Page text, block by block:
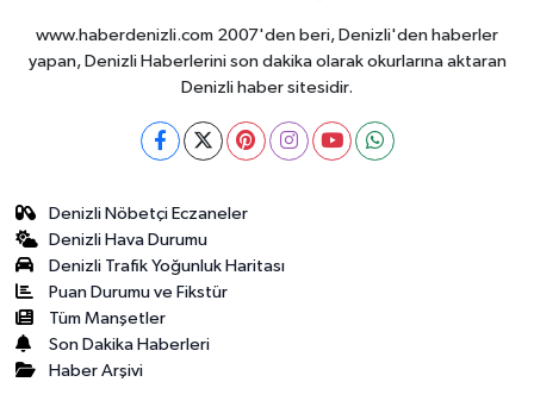
www.haberdenizli.com 2007'den beri, Denizli'den haberler
yapan, Denizli Haberlerini son dakika olarak okurlarına aktaran
Denizli haber sitesidir.
Denizli Nöbetçi Eczaneler
Denizli Hava Durumu
Denizli Trafik Yoğunluk Haritası
Puan Durumu ve Fikstür
Tüm Manşetler
Son Dakika Haberleri
Haber Arşivi